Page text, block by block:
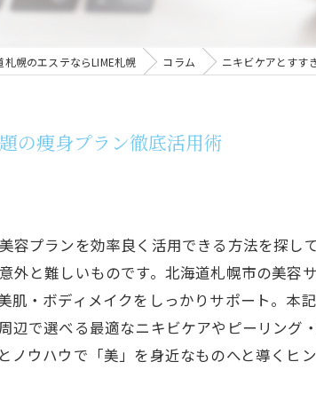
札幌のエステならLIME札幌 コラム ニキビケアとすす
の痩身プラン徹底活用術
プランを効率良く活用できる方法を探し
と難しいものです。北海道札幌市の美容
・ボディメイクをしっかりサポート。本
で選べる最適なニキビケアやピーリング
ウハウで「美」を身近なものへと導くヒン